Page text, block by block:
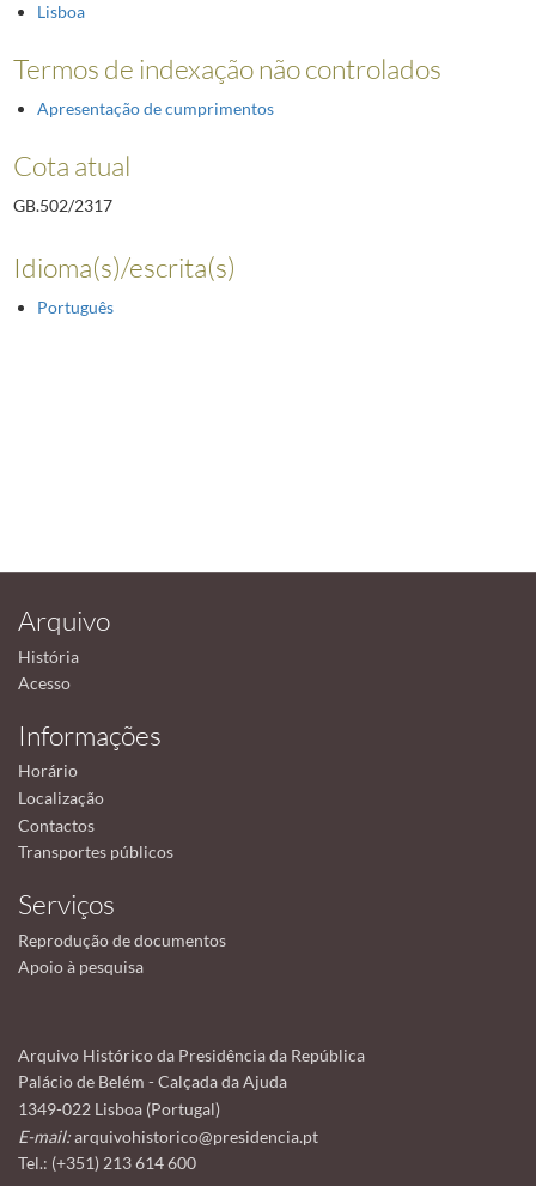
Lisboa
Termos de indexação não controlados
Apresentação de cumprimentos
Cota atual
GB.502/2317
Idioma(s)/escrita(s)
Português
Arquivo
História
Acesso
Informações
Horário
Localização
Contactos
Transportes públicos
Serviços
Reprodução de documentos
Apoio à pesquisa
Arquivo Histórico da Presidência da República
Palácio de Belém - Calçada da Ajuda
1349-022 Lisboa (Portugal)
E-mail:arquivohistorico@presidencia.pt
Tel.: (+351) 213 614 600